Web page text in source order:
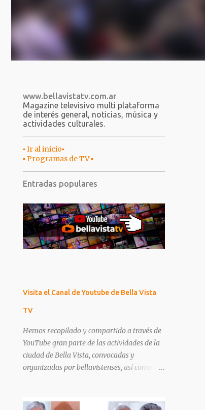
www.bellavistatv.com.ar
Magazine televisivo multi plataforma
de interés general, noticias, música y
actividades culturales.
▪︎ Ir al inicio▪︎
▪︎ Programas de TV ▪︎
Entradas populares
Visita el Canal de Youtube de Bella Vista
TV
Hemos recopilado y compartido a través de
YouTube gran parte de las actividades de la
ciudad de Bella Vista, convocadas y
organizadas por bellavistenses, así como
nutrido nuestra plataforma a lo largo de los